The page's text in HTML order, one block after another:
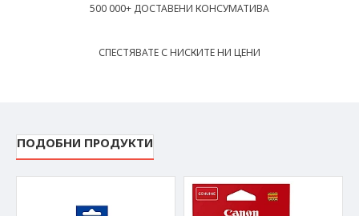
500 000+ ДОСТАВЕНИ КОНСУМАТИВА
СПЕСТЯВАТЕ С НИСКИТЕ НИ ЦЕНИ
ПОДОБНИ ПРОДУКТИ